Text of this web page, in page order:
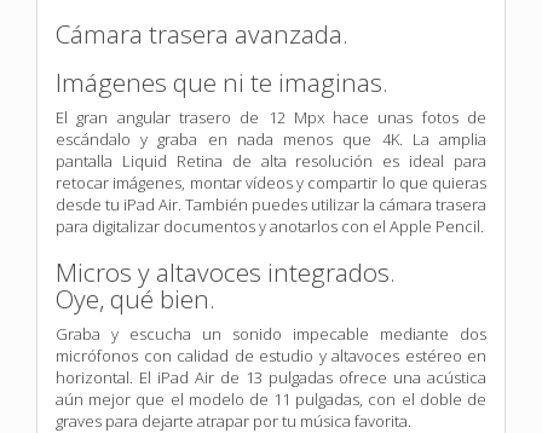
Cámara trasera avanzada.
Imágenes que ni te imaginas.
El gran angular trasero de 12 Mpx hace unas fotos de
escándalo y graba en nada menos que 4K. La amplia
pantalla Liquid Retina de alta resolución es ideal para
retocar imágenes, montar vídeos y compartir lo que quieras
desde tu iPad Air. También puedes utilizar la cámara trasera
para digitalizar documentos y anotarlos con el Apple Pencil.
Micros y altavoces integrados.
Oye, qué bien.
Graba y escucha un sonido impecable mediante dos
micrófonos con calidad de estudio y altavoces estéreo en
horizontal. El iPad Air de 13 pulgadas ofrece una acústica
aún mejor que el modelo de 11 pulgadas, con el doble de
graves para dejarte atrapar por tu música favorita.